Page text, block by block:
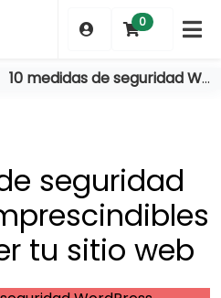
0
10 medidas de seguridad WordPress imprescindibles para proteger tu sitio web
seguridad
tu sitio web